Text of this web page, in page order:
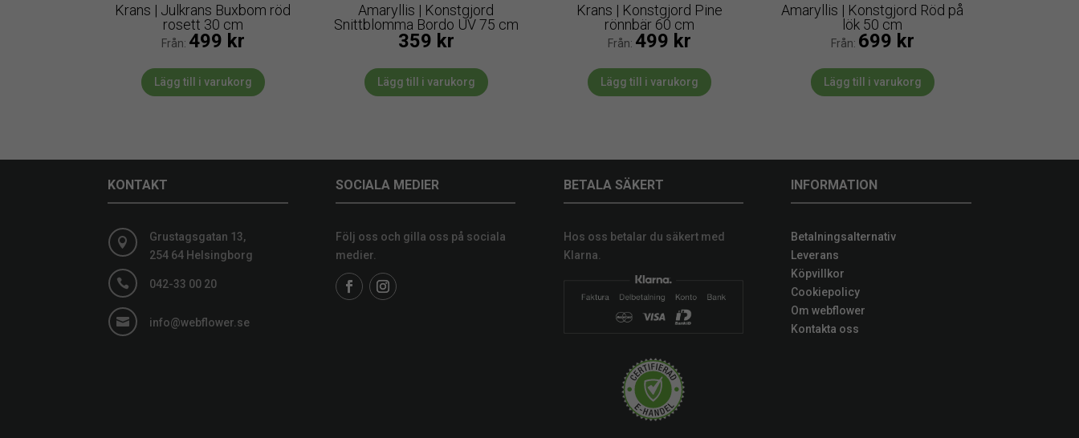
Krans | Julkrans Buxbom röd
rosett 30 cm
Från: 499 kr
Lägg till i varukorg
Amaryllis | Konstgjord
Snittblomma Bordo UV 75 cm
359 kr
Lägg till i varukorg
Krans | Konstgjord Pine
rönnbär 60 cm
Från: 499 kr
Lägg till i varukorg
Amaryllis | Konstgjord Röd på
lök 50 cm
Från: 699 kr
Lägg till i varukorg
KONTAKT

Grustagsgatan 13,
254 64 Helsingborg
 042-33 00 20
 info@webflower.se
SOCIALA MEDIER
Följ oss och gilla oss på sociala
medier.
BETALA SÄKERT
Hos oss betalar du säkert med
Klarna.
INFORMATION
Betalningsalternativ
Leverans
Köpvillkor
Cookiepolicy
Om webflower
Kontakta oss